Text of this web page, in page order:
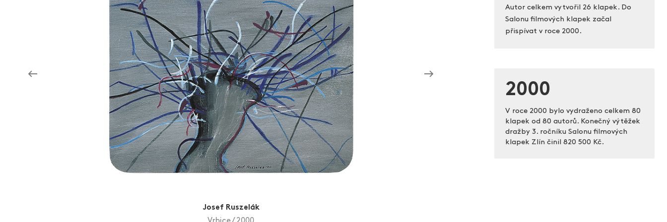
Aukce filmových klapek
Josef Ruszelák
Autor celkem vytvořil 26 klapek. Do
Salonu filmových klapek začal
přispívat v roce 2000.
2000
V roce 2000 bylo vydraženo celkem 80
klapek od 80 autorů. Konečný výtěžek
dražby 3. ročníku Salonu filmových
klapek Zlín činil 820 500 Kč.